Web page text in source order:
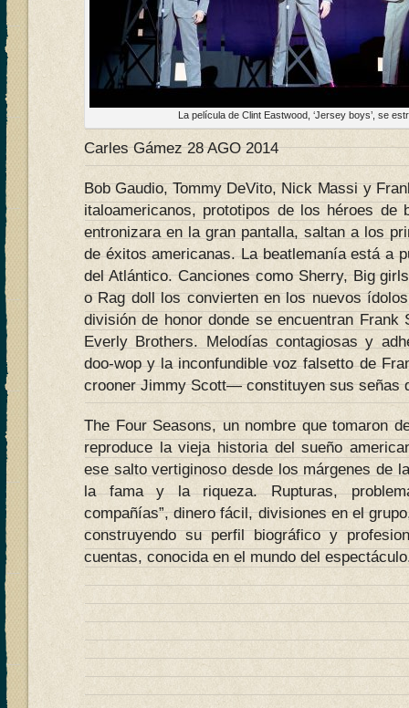
La película de Clint Eastwood, ‘Jersey boys’, se
Carles Gámez 28 AGO 2014
Bob Gaudio, Tommy DeVito, Nick Massi y
italoamericanos, prototipos de los héroes de
entronizara en la gran pantalla, saltan a los
de éxitos americanas. La beatlemanía está a
del Atlántico. Canciones como Sherry, Big
o Rag doll los convierten en los nuevos
división de honor donde se encuentran
Everly Brothers. Melodías contagiosas y
doo-wop y la inconfundible voz falsetto de
crooner Jimmy Scott— constituyen sus señas
The Four Seasons, un nombre que tomaron
reproduce la vieja historia del sueño
ese salto vertiginoso desde los márgenes de
la fama y la riqueza. Rupturas,
compañías”, dinero fácil, divisiones en el
construyendo su perfil biográfico y
cuentas, conocida en el mundo del